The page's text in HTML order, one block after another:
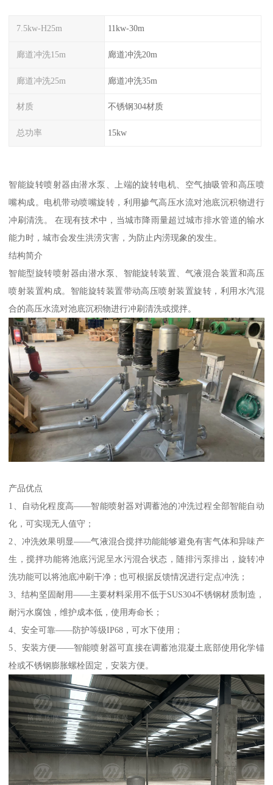
7.5kw-H25m 11kw-30m
廊道冲洗15m 廊道冲洗20m
廊道冲洗25m 廊道冲洗35m
材质 不锈钢304材质
总功率 15kw
智能旋转喷射器由潜水泵、上端的旋转电机、空气抽吸管和高压喷
嘴构成。电机带动喷嘴旋转，利用掺气高压水流对池底沉积物进行
冲刷清洗。 在现有技术中，当城市降雨量超过城市排水管道的输水
能力时，城市会发生洪涝灾害，为防止内涝现象的发生。
结构简介
智能型旋转喷射器由潜水泵、智能旋转装置、气液混合装置和高压
喷射装置构成。智能旋转装置带动高压喷射装置旋转，利用水汽混
合的高压水流对池底沉积物进行冲刷清洗或搅拌。
产品优点
1、自动化程度高——智能喷射器对调蓄池的冲洗过程全部智能自动
化，可实现无人值守；
2、冲洗效果明显——气液混合搅拌功能能够避免有害气体和异味产
生，搅拌功能将池底污泥呈水污混合状态，随排污泵排出，旋转冲
洗功能可以将池底冲刷干净；也可根据反馈情况进行定点冲洗；
3、结构坚固耐用——主要材料采用不低于SUS304不锈钢材质制造，
耐污水腐蚀，维护成本低，使用寿命长；
4、安全可靠——防护等级IP68，可水下使用；
5、安装方便——智能喷射器可直接在调蓄池混凝土底部使用化学锚
栓或不锈钢膨胀螺栓固定，安装方便。